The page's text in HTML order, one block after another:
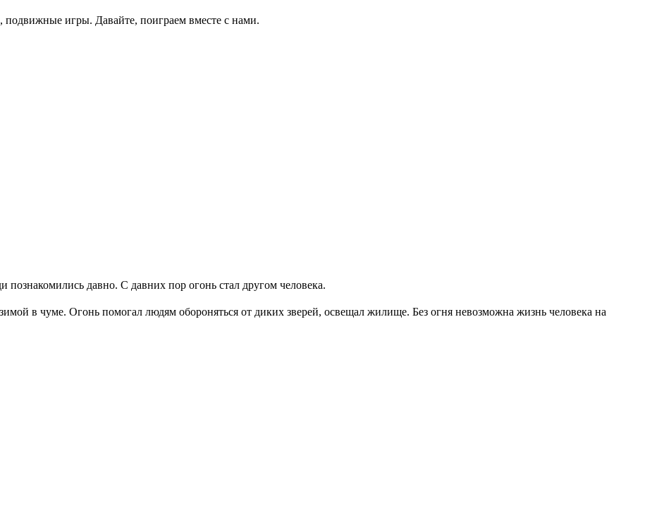
подвижные игры. Давайте, поиграем вместе с нами.
давно. С давних пор огонь стал другом человека.
в чуме. Огонь помогал людям обороняться от диких зверей, освещал жилище. Без огня невозможна жизнь человека на